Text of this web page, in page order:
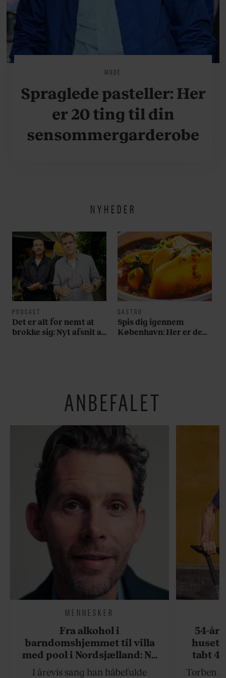
MODE
Spraglede pasteller: Her
er 20 ting til din
sensommergarderobe
NYHEDER
PODCAST
Det er alt for nemt at
brokke sig: Nyt afsnit af
GASTRO
Spis dig igennem
København: Her er de
ANBEFALET
MENNESKER
Fra alkohol i
barndomshjemmet til villa
med pool i Nordsjælland: Nu
skal du høre sandheden om
I årevis sang han håbefulde
54-
huset
tabt
Torben